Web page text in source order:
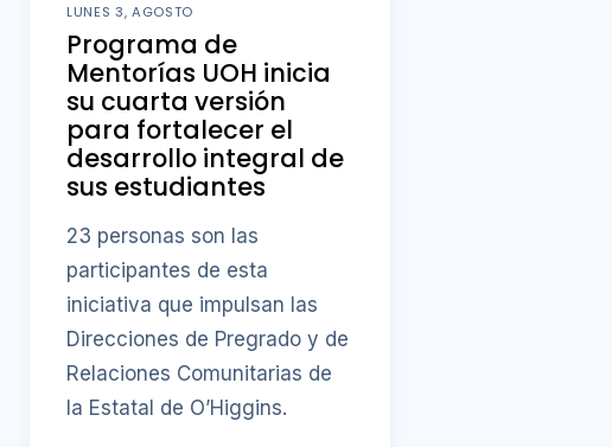
LUNES 3, AGOSTO
Programa de
Mentorías UOH inicia
su cuarta versión
para fortalecer el
desarrollo integral de
sus estudiantes
23 personas son las
participantes de esta
iniciativa que impulsan las
Direcciones de Pregrado y de
Relaciones Comunitarias de
la Estatal de O’Higgins.